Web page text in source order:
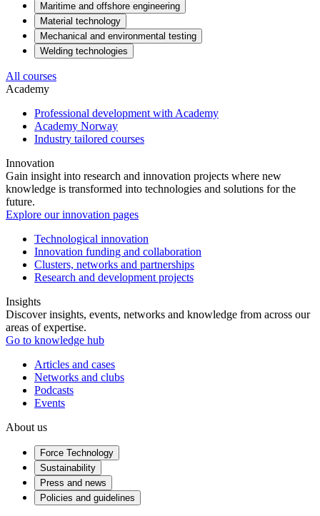
Maritime and offshore engineering
Material technology
Mechanical and environmental testing
Welding technologies
All courses
Academy
Professional development with Academy
Academy Norway
Industry tailored courses
Innovation
Gain insight into research and innovation projects where new
knowledge is transformed into technologies and solutions for the
future.
Explore our innovation pages
Technological innovation
Innovation funding and collaboration
Clusters, networks and partnerships
Research and development projects
Insights
Discover insights, events, networks and knowledge from across our
areas of expertise.
Go to knowledge hub
Articles and cases
Networks and clubs
Podcasts
Events
About us
Force Technology
Sustainability
Press and news
Policies and guidelines